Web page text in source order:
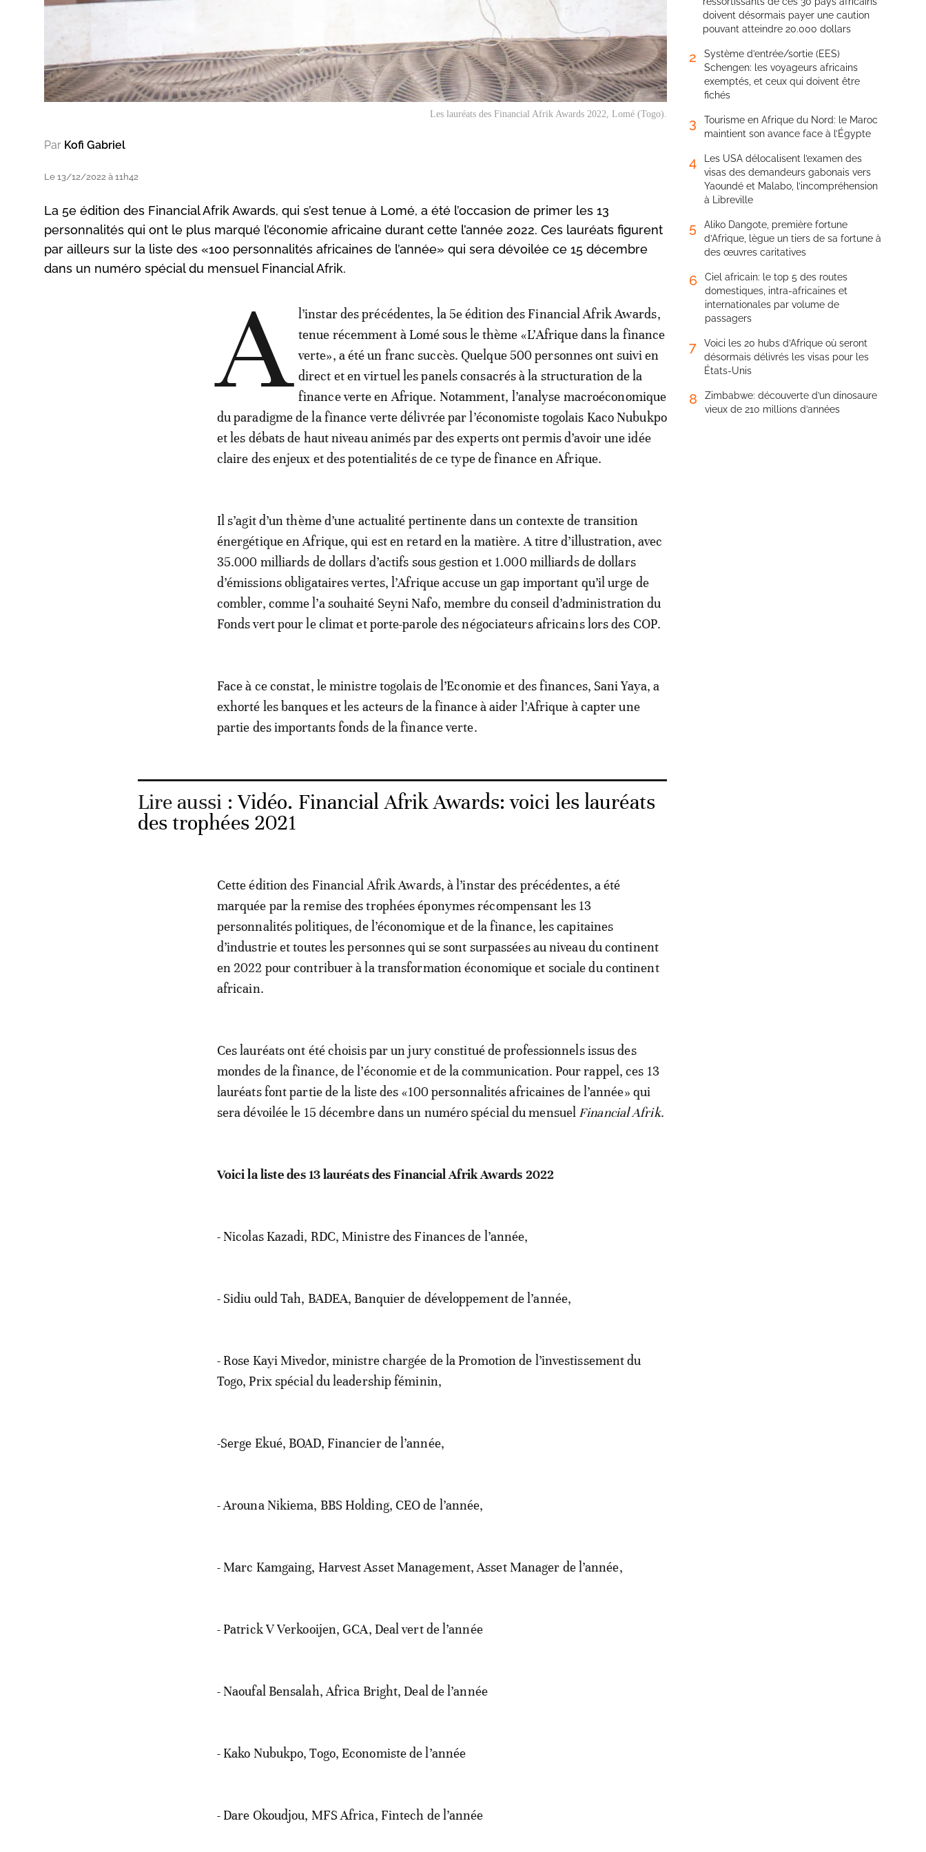
Les lauréats des Financial Afrik Awards 2022, Lomé (Togo).
Par Kofi Gabriel
Le 13/12/2022 à 11h42
La 5e édition des Financial Afrik Awards, qui s’est tenue à Lomé, a été l’occasion de primer les 13
personnalités qui ont le plus marqué l’économie africaine durant cette l’année 2022. Ces lauréats figurent
par ailleurs sur la liste des «100 personnalités africaines de l’année» qui sera dévoilée ce 15 décembre
dans un numéro spécial du mensuel Financial Afrik.
A l’instar des précédentes, la 5e édition des Financial Afrik Awards,
tenue récemment à Lomé sous le thème «L’Afrique dans la finance
verte», a été un franc succès. Quelque 500 personnes ont suivi en
direct et en virtuel les panels consacrés à la structuration de la
finance verte en Afrique. Notamment, l’analyse macroéconomique
du paradigme de la finance verte délivrée par l’économiste togolais Kaco Nubukpo
et les débats de haut niveau animés par des experts ont permis d’avoir une idée
claire des enjeux et des potentialités de ce type de finance en Afrique.
Il s’agit d’un thème d’une actualité pertinente dans un contexte de transition
énergétique en Afrique, qui est en retard en la matière. A titre d’illustration, avec
35.000 milliards de dollars d’actifs sous gestion et 1.000 milliards de dollars
d’émissions obligataires vertes, l’Afrique accuse un gap important qu’il urge de
combler, comme l’a souhaité Seyni Nafo, membre du conseil d’administration du
Fonds vert pour le climat et porte-parole des négociateurs africains lors des COP.
Face à ce constat, le ministre togolais de l’Economie et des finances, Sani Yaya, a
exhorté les banques et les acteurs de la finance à aider l’Afrique à capter une
partie des importants fonds de la finance verte.
Lire aussi :Vidéo. Financial Afrik Awards: voici les lauréats
des trophées 2021
Cette édition des Financial Afrik Awards, à l’instar des précédentes, a été
marquée par la remise des trophées éponymes récompensant les 13
personnalités politiques, de l’économique et de la finance, les capitaines
d’industrie et toutes les personnes qui se sont surpassées au niveau du continent
en 2022 pour contribuer à la transformation économique et sociale du continent
africain.
Ces lauréats ont été choisis par un jury constitué de professionnels issus des
mondes de la finance, de l’économie et de la communication. Pour rappel, ces 13
lauréats font partie de la liste des «100 personnalités africaines de l’année» qui
sera dévoilée le 15 décembre dans un numéro spécial du mensuel Financial Afrik.
Voici la liste des 13 lauréats des Financial Afrik Awards 2022
- Nicolas Kazadi, RDC, Ministre des Finances de l’année,
- Sidiu ould Tah, BADEA, Banquier de développement de l’année,
- Rose Kayi Mivedor, ministre chargée de la Promotion de l’investissement du
Togo, Prix spécial du leadership féminin,
-Serge Ekué, BOAD, Financier de l’année,
- Arouna Nikiema, BBS Holding, CEO de l’année,
- Marc Kamgaing, Harvest Asset Management, Asset Manager de l’année,
- Patrick V Verkooijen, GCA, Deal vert de l’année
- Naoufal Bensalah, Africa Bright, Deal de l’année
- Kako Nubukpo, Togo, Economiste de l’année
- Dare Okoudjou, MFS Africa, Fintech de l’année
doivent désormais payer une caution
pouvant atteindre 20.000 dollars
2
Système d’entrée/sortie (EES)
Schengen: les voyageurs africains
exemptés, et ceux qui doivent être
fichés
3
Tourisme en Afrique du Nord: le Maroc
maintient son avance face à l’Égypte
4
Les USA délocalisent l’examen des
visas des demandeurs gabonais vers
Yaoundé et Malabo, l’incompréhension
à Libreville
5
Aliko Dangote, première fortune
d’Afrique, lègue un tiers de sa fortune à
des œuvres caritatives
6
Ciel africain: le top 5 des routes
domestiques, intra-africaines et
internationales par volume de
passagers
7
Voici les 20 hubs d’Afrique où seront
désormais délivrés les visas pour les
États-Unis
8
Zimbabwe: découverte d’un dinosaure
vieux de 210 millions d’années